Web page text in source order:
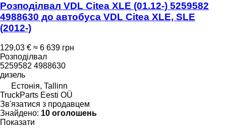
Розподілвал VDL Citea XLE (01.12-) 5259582
4988630 до автобуса VDL Citea XLE, SLE
(2012-)
129,03 € ≈ 6 639 грн
Розподілвал
5259582 4988630
дизель
Естонія, Tallinn
TruckParts Eesti OÜ
Зв'язатися з продавцем
Знайдено: 10 оголошень
Показати